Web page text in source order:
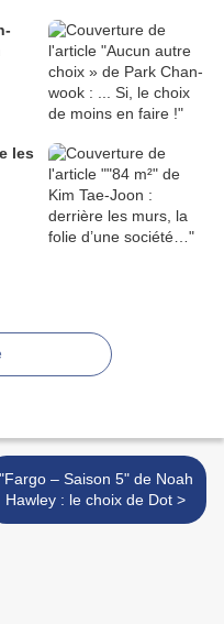
les
"Fargo – Saison 5" de Noah
Hawley : le choix de Dot >